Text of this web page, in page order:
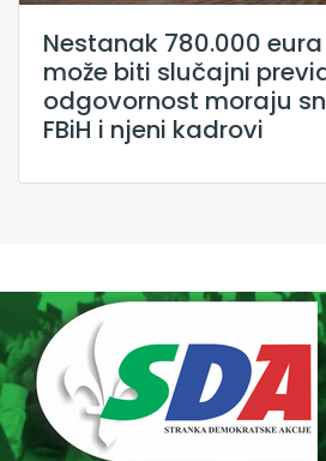
Nestanak 780.000
može biti slučajni
odgovornost moraju
FBiH i njeni kadrovi